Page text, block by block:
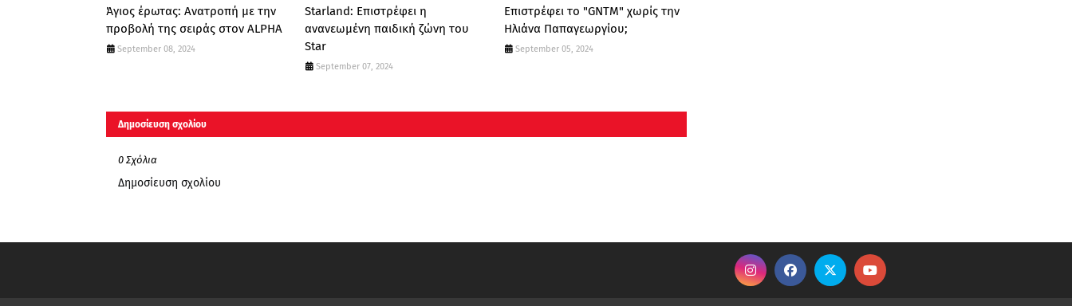
Άγιος έρωτας: Ανατροπή με την
προβολή της σειράς στον ALPHA
September 08, 2024
Starland: Επιστρέφει η
ανανεωμένη παιδική ζώνη του
Star
September 07, 2024
Επιστρέφει το "GNTM" χωρίς την
Ηλιάνα Παπαγεωργίου;
September 05, 2024
Δημοσίευση σχολίου
0 Σχόλια
Δημοσίευση σχολίου